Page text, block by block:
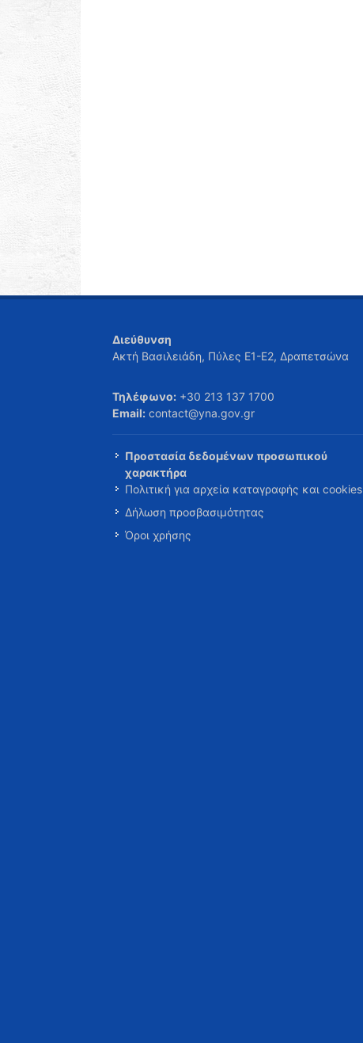
Διεύθυνση
Ακτή Βασιλειάδη, Πύλες Ε1-Ε2, Δραπετσώνα
Τηλέφωνο: +30 213 137 1700
Email: contact@yna.gov.gr
Προστασία δεδομένων προσωπικού
χαρακτήρα
Πολιτική για αρχεία καταγραφής και cookies
Δήλωση προσβασιμότητας
Όροι χρήσης